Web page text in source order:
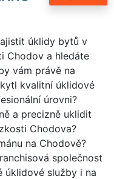
úklidy bytů v
Chodov a hledáte
vám právě na
kvalitní úklidové
úrovni?
a precizně uklidit
Chodova?
na Chodově?
společnost
úklidové služby i na